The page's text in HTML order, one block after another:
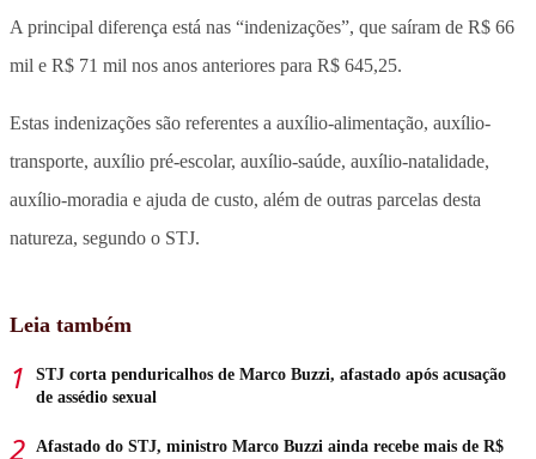
A principal diferença está nas “indenizações”, que saíram de R$ 66
mil e R$ 71 mil nos anos anteriores para R$ 645,25.
Estas indenizações são referentes a auxílio-alimentação, auxílio-
transporte, auxílio pré-escolar, auxílio-saúde, auxílio-natalidade,
auxílio-moradia e ajuda de custo, além de outras parcelas desta
natureza, segundo o STJ.
Leia também
STJ corta penduricalhos de Marco Buzzi, afastado após acusação
de assédio sexual
Afastado do STJ, ministro Marco Buzzi ainda recebe mais de R$